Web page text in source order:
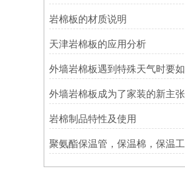
岩棉板的材质说明
天津岩棉板的应用分析
外墙岩棉板成为了家装的新主张
岩棉制品特性及使用